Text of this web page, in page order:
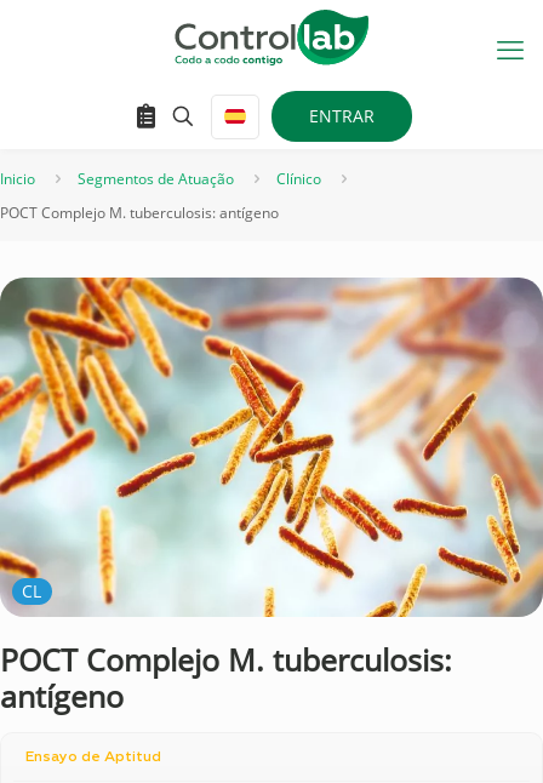
ENTRAR
Inicio Segmentos de Atuação
Clínico
POCT Complejo M. tuberculosis: antígeno
CL
POCT Complejo M. tuberculosis:
antígeno
Ensayo de Aptitud